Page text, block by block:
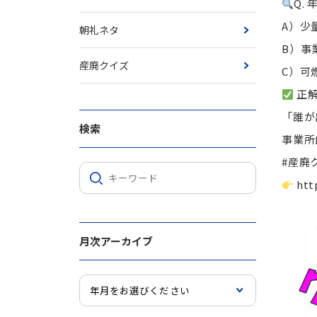
朝礼ネタ
産廃クイズ
検索
月次アーカイブ
Q.
A）少
B）事
C）可
正
「誰
事業
#産廃